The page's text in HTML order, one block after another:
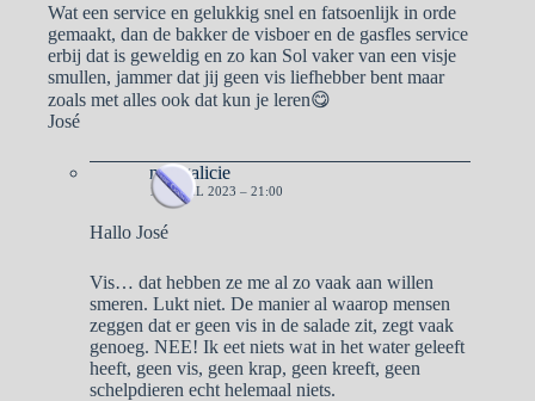
Wat een service en gelukkig snel en fatsoenlijk in orde
gemaakt, dan de bakker de visboer en de gasfles service
erbij dat is geweldig en zo kan Sol vaker van een visje
smullen, jammer dat jij geen vis liefhebber bent maar
zoals met alles ook dat kun je leren😋
José
naargalicie
14 APRIL 2023 – 21:00
Hallo José
Vis… dat hebben ze me al zo vaak aan willen
smeren. Lukt niet. De manier al waarop mensen
zeggen dat er geen vis in de salade zit, zegt vaak
genoeg. NEE! Ik eet niets wat in het water geleeft
heeft, geen vis, geen krap, geen kreeft, geen
schelpdieren echt helemaal niets.